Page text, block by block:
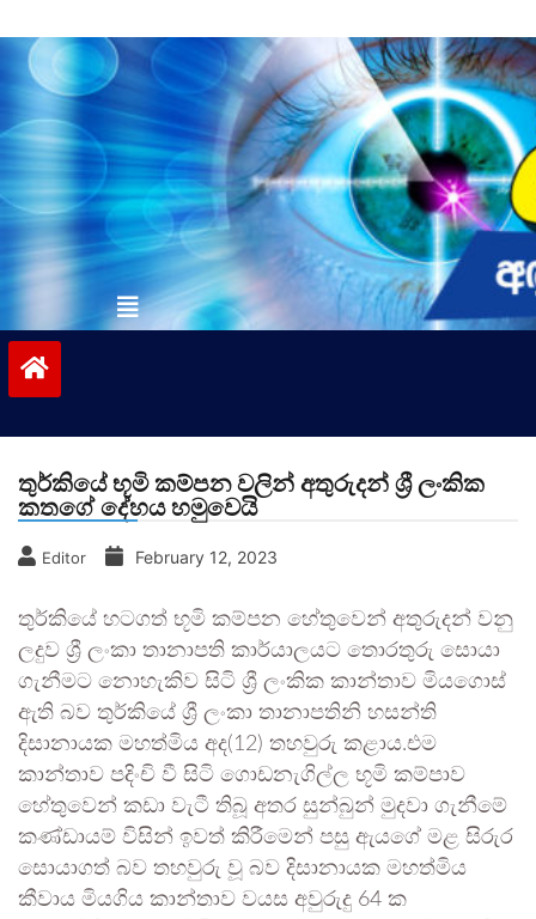
to
contentvinivida.lk
තුර්කියේ භූමි කම්පන වලින් අතුරුදන් ශ්‍රී ලංකික
කතගේ දේහය හමුවෙයි
Editor February 12, 2023
තුර්කියේ හටගත් භූමි කම්පන හේතුවෙන් අතුරුදන් වනු
ලදුව ශ්‍රී ලංකා තානාපති කාර්යාලයට තොරතුරු සොයා
ගැනීමට නොහැකිව සිටි ශ්‍රී ලංකික කාන්තාව මියගොස්
ඇති බව තුර්කියේ ශ්‍රී ලංකා තානාපතිනි හසන්ති
දිසානායක මහත්මිය අද(12) තහවුරු කළාය.එම
කාන්තාව පදිංචි වී සිටි ගොඩනැගිල්ල භූමි කම්පාව
හේතුවෙන් කඩා වැටී තිබූ අතර සුන්බුන් මුදවා ගැනීමේ
කණ්ඩායම් විසින් ඉවත් කිරීමෙන් පසු ඇයගේ මළ සිරුර
සොයාගත් බව තහවුරු වූ බව දිසානායක මහත්මිය
කීවාය මියගිය කාන්තාව වයස අවුරුදු 64 ක